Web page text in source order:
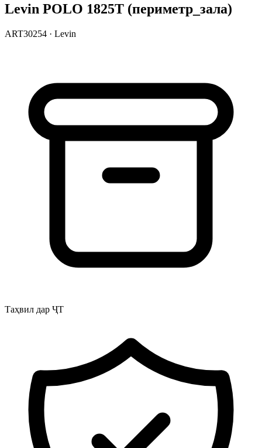
Levin POLO 1825T (периметр_зала)
ART30254 · Levin
Таҳвил дар ҶТ